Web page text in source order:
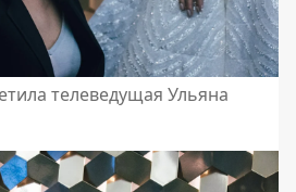
телеведущая Ульяна